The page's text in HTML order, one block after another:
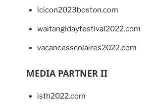
lcicon2023boston.com
waitangidayfestival2022.com
vacancesscolaires2022.com
MEDIA PARTNER II
isth2022.com